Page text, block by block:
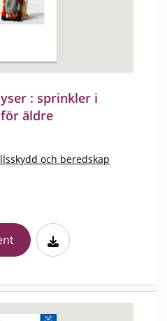
: sprinkler i
äldre
och beredskap